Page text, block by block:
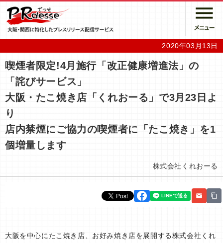
2020年03月13日
喫煙者限定!4月施行「改正健康増進法」の
「詫びサービス」
大阪・たこ焼き店「くれおーる」で3月23日よ
り
店内禁煙にご協力の喫煙者に「たこ焼き」を1
個増量します
株式会社くれおーる
大阪を中心にたこ焼き店、お好み焼き店を展開する株式会社くれ